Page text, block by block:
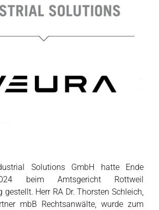
Solutions GmbH hatte Ende
beim Amtsgericht Rottweil
gestellt. Herr RA Dr. Thorsten Schleich,
mbB Rechtsanwälte, wurde zum